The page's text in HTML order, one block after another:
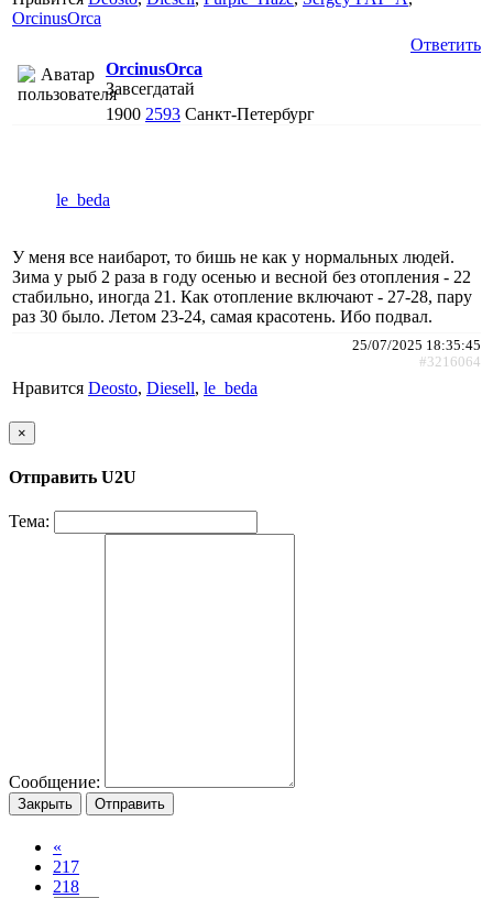
ОrcinusОrca
Ответить
ОrcinusОrca
Завсегдатай
1900 2593 Санкт-Петербург
le_beda
У меня все наибарот, то бишь не как у нормальных людей.
Зима у рыб 2 раза в году осенью и весной без отопления - 22
стабильно, иногда 21. Как отопление включают - 27-28, пару
раз 30 было. Летом 23-24, самая красотень. Ибо подвал.
25/07/2025 18:35:45
#3216064
Нравится Deosto, Diesell, le_beda
×
Отправить U2U
Тема:
Сообщение:
Закрыть Отправить
«
217
218